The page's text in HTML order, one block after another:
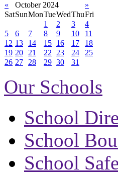
« October 2024
»
SatSunMonTueWedThuFri
1
2 3
4
5
6 7 8 9 10
11
12 13 14 15 16 17
18
19 20 21 22 23 24
25
26 27 28 29 30 31
Our Schools
School
School
School